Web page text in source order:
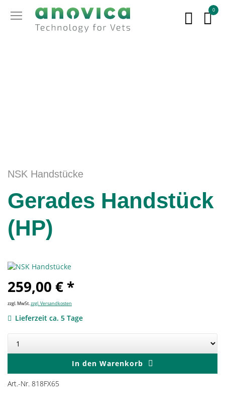
0
NSK Handstücke
Gerades Handstück
(HP)
259,00 € *
zzgl. MwSt.zzgl. Versandkosten
Lieferzeit ca. 5 Tage
In den Warenkorb
Art.-Nr. 818FX65